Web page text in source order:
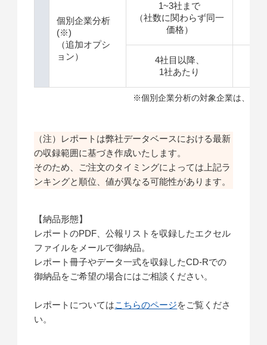
個別企業分析
(※)
（追加オプシ
ョン）
1~3社まで
（社数に関わらず同一
価格）
4社目以降、
1社あたり
※個別企業分析の対象企業は、特
（注）レポートは弊社データベースにおける最新
の収録範囲に基づき作成いたします。
そのため、ご注文のタイミングによっては上記ラ
ンキングと順位、値が異なる可能性があります。
【納品形態】
レポートのPDF、公報リストを収録したエクセル
ファイルをメールで御納品。
レポート冊子やデータ一式を収録したCD-Rでの
御納品をご希望の場合にはご相談ください。
レポートについてはこちらのページをご覧くださ
い。